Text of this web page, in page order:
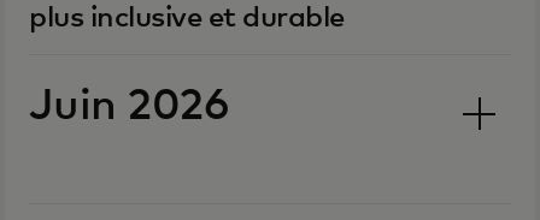
plus inclusive et durable
Juin 2026